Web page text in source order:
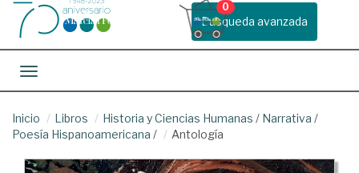
Busqueda avanzada
0
Toggle navigation
Inicio Libros Historia y Ciencias Humanas / Narrativa /
Poesía Hispanoamericana / Antología